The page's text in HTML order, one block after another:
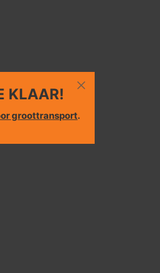
KLAAR!
groottransport.